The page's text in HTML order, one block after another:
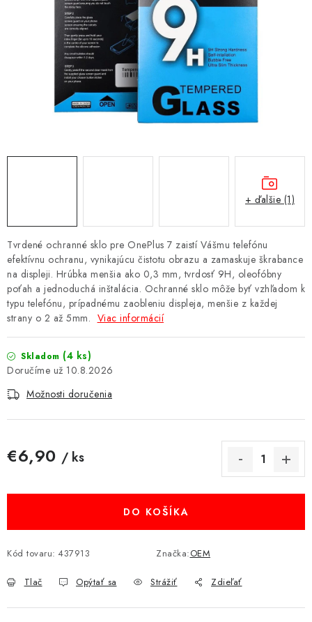
SLÚCHADLÁ, REPRODUKTORY A MIKROFÓNY
AUTO MOTO
EXKLUZÍVNE ZNAČKY
PRÍSLUŠENSTVO K NOTEBOOKOM A PC
BATÉRIE VARTA
MULTIMÉDIÁ
KAMERY
OSTATNÉ PRÍSLUŠENSTVO
Obchodné podmienky
Podmienky ochrany osobných údajov
Reklamácia Kontakty
Tvrdené ochranné sklo pre OnePlus 7 zaistí Vášmu telefónu
efektívnu ochranu, vynikajúcu čistotu obrazu a zamaskuje škrabance
na displeji. Hrúbka menšia ako 0,3 mm, tvrdosť 9H, oleofóbny
poťah a jednoduchá inštalácia. Ochranné sklo môže byť vzhľadom k
typu telefónu, prípadnému zaobleniu displeja, menšie z každej
strany o 2 až 5mm. Viac informácií
Skladom (4 ks)
10.8.2026
Možnosti doručenia
€6,90 / ks
DO KOŠÍKA
Kód tovaru: 437913 Značka:OEM
Tlač Opýtať sa Strážiť Zdieľať
+ ďalšie (1)